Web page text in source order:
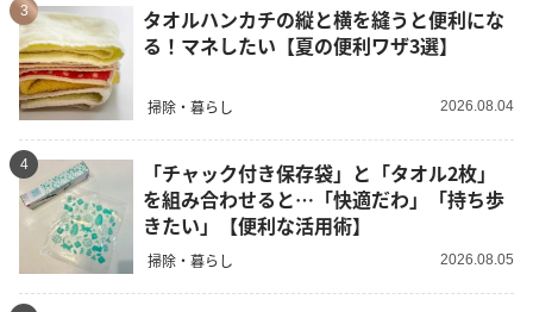
3
タオルハンカチの縦と横を縫うと便利にな
る！マネしたい【夏の便利ワザ3選】
掃除・暮らし 2026.08.04
4
「チャック付き保存袋」と「タオル2枚」
を組み合わせると…「快適だわ」「持ち歩
きたい」【便利な活用術】
掃除・暮らし 2026.08.05